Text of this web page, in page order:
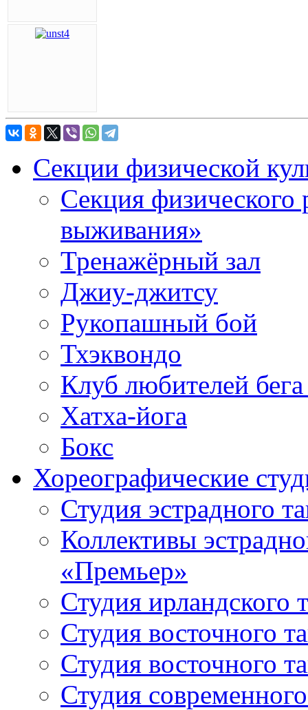
Секции физической
Секция физического
выживания»
Тренажёрный зал
Джиу-джитсу
Рукопашный бой
Тхэквондо
Клуб любителей
Хатха-йога
Бокс
Хореографические
Студия эстрадного
Коллективы
«Премьер»
Студия ирландского
Студия восточного
Студия восточного
Студия